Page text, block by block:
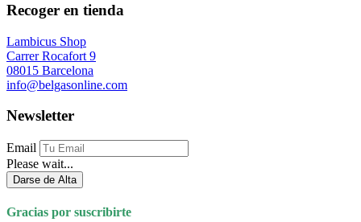
Recoger en tienda
Lambicus Shop
Carrer Rocafort 9
08015 Barcelona
info@belgasonline.com
Newsletter
Email
Please wait...
Darse de Alta
Gracias por suscribirte